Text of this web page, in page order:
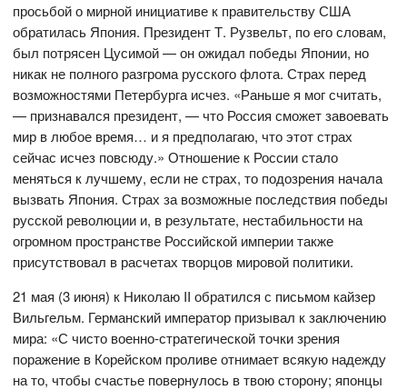
просьбой о мирной инициативе к правительству США
обратилась Япония. Президент Т. Рузвельт, по его словам,
был потрясен Цусимой — он ожидал победы Японии, но
никак не полного разгрома русского флота. Страх перед
возможностями Петербурга исчез. «Раньше я мог считать,
— признавался президент, — что Россия сможет завоевать
мир в любое время… и я предполагаю, что этот страх
сейчас исчез повсюду.» Отношение к России стало
меняться к лучшему, если не страх, то подозрения начала
вызвать Япония. Страх за возможные последствия победы
русской революции и, в результате, нестабильности на
огромном пространстве Российской империи также
присутствовал в расчетах творцов мировой политики.
21 мая (3 июня) к Николаю II обратился с письмом кайзер
Вильгельм. Германский император призывал к заключению
мира: «С чисто военно-стратегической точки зрения
поражение в Корейском проливе отнимает всякую надежду
на то, чтобы счастье повернулось в твою сторону; японцы